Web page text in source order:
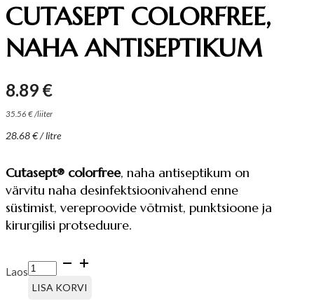
CUTASEPT COLORFREE,
NAHA ANTISEPTIKUM
8.89 €
35.56 € /liiter
28.68€/ litre
Cutasept® colorfree, naha antiseptikum on
värvitu naha desinfektsioonivahend enne
süstimist, vereproovide võtmist, punktsioone ja
kirurgilisi protseduure.
Laos
CUTASEPT
COLORFREE,
NAHA
LISA KORVI